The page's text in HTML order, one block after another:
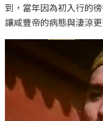
到，當年因為初入行的
讓咸豐帝的病態與淒涼